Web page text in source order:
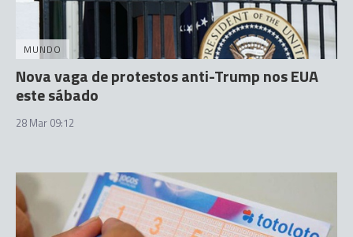
MUNDO
Nova vaga de protestos anti-Trump nos EUA
este sábado
28 Mar 09:12